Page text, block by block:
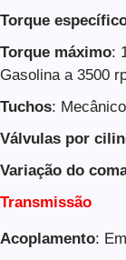
Torque
Torque máximo:
Gasolina a 3500
Tuchos:
Válvulas por
Variação do
Transmissão
Acoplamento: